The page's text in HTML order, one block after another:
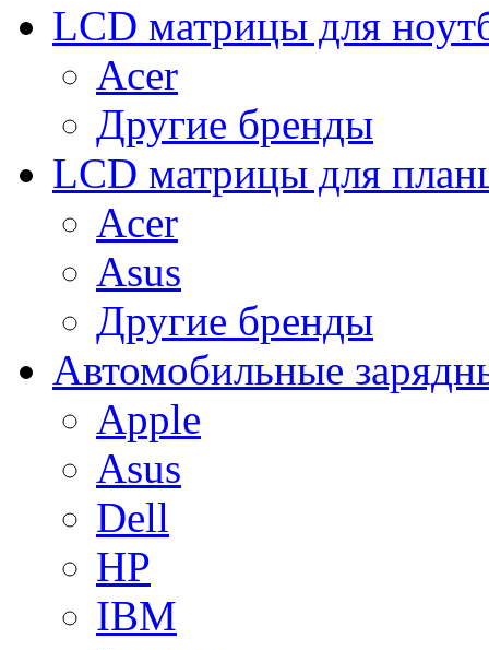
LCD матрицы для
Acer
Другие бренды
LCD матрицы для
Acer
Asus
Другие бренды
Автомобильные
Apple
Asus
Dell
HP
IBM